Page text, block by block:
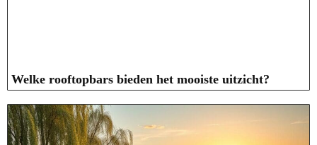
Welke rooftopbars bieden het mooiste uitzicht?